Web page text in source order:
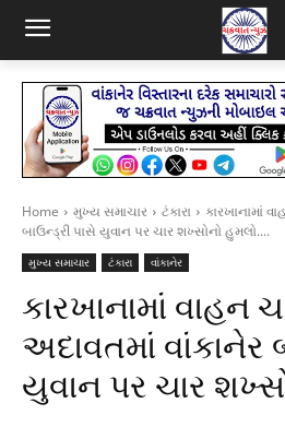
Home મુખ્ય સમાચાર ટંકારા
કારખાનામાં
બાઉન્ડ્રી પાસે યુવાન પર ચાર શખ્સોનો હુમલો....
મુખ્ય સમાચાર ટંકારા વાંકાનેર
કારખાનામાં વાહન
અદાવતમાં વાંકાનેર
યુવાન પર ચાર